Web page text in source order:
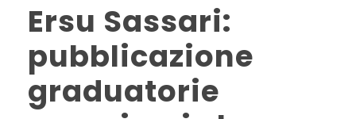
Ersu Sassari:
pubblicazione
graduatorie